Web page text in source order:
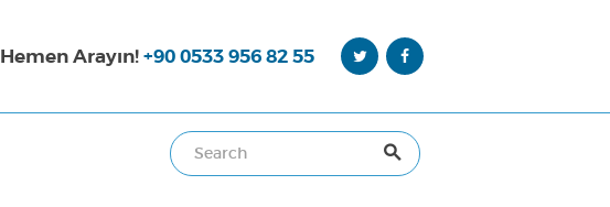
Hemen Arayın!+90 0533 956 82 55